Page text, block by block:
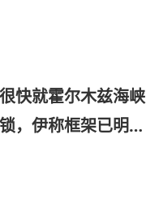
快就霍尔木兹海峡
，伊称框架已明